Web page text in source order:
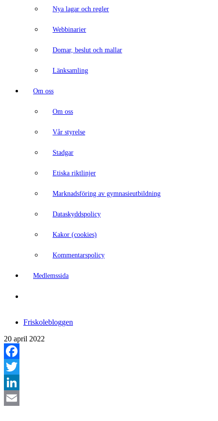
Nya lagar och regler
Webbinarier
Domar, beslut och mallar
Länksamling
Om oss
Om oss
Vår styrelse
Stadgar
Etiska riktlinjer
Marknadsföring av gymnasieutbildning
Dataskyddspolicy
Kakor (cookies)
Kommentarspolicy
Medlemssida
Friskolebloggen
20 april 2022
Facebook
Twitter
LinkedIn